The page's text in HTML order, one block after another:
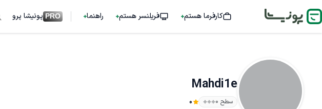
کارفرما هستم فریلنسر هستم راهنما PRO پونیشا پرو
Mahdi1e
سطح ۰ 0